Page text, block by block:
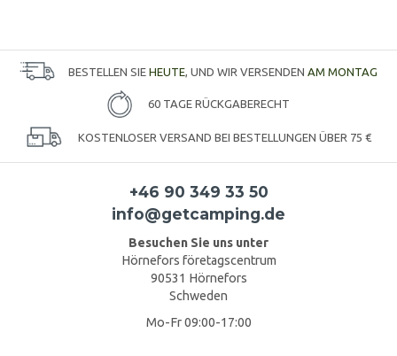
BESTELLEN SIE HEUTE , UND WIR VERSENDEN AM MONTAG
60 TAGE RÜCKGABERECHT
KOSTENLOSER VERSAND BEI BESTELLUNGEN ÜBER 75 €
+46 90 349 33 50
info@getcamping.de
Besuchen Sie uns unter
Hörnefors företagscentrum
90531 Hörnefors
Schweden
Mo-Fr 09:00-17:00